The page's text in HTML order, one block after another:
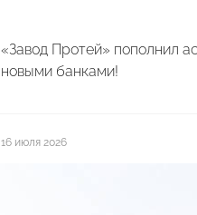
«Завод Протей» пополнил
новыми банками!
16 июля 2026